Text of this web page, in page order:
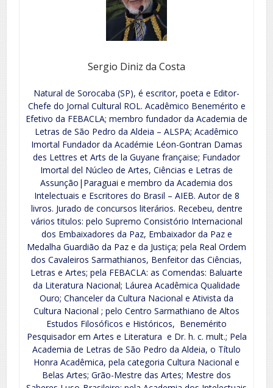
Sergio Diniz da Costa
Natural de Sorocaba (SP), é escritor, poeta e Editor-
Chefe do Jornal Cultural ROL. Acadêmico Benemérito e
Efetivo da FEBACLA; membro fundador da Academia de
Letras de São Pedro da Aldeia – ALSPA; Acadêmico
Imortal Fundador da Académie Léon-Gontran Damas
des Lettres et Arts de la Guyane française; Fundador
Imortal del Núcleo de Artes, Ciências e Letras de
Assunção|Paraguai e membro da Academia dos
Intelectuais e Escritores do Brasil – AIEB. Autor de 8
livros. Jurado de concursos literários. Recebeu, dentre
vários titulos: pelo Supremo Consistório Internacional
dos Embaixadores da Paz, Embaixador da Paz e
Medalha Guardião da Paz e da Justiça; pela Real Ordem
dos Cavaleiros Sarmathianos, Benfeitor das Ciências,
Letras e Artes; pela FEBACLA: as Comendas: Baluarte
da Literatura Nacional; Láurea Acadêmica Qualidade
Ouro; Chanceler da Cultura Nacional e Ativista da
Cultura Nacional ; pelo Centro Sarmathiano de Altos
Estudos Filosóficos e Históricos, Benemérito
Pesquisador em Artes e Literatura e Dr. h. c. mult.; Pela
Academia de Letras de São Pedro da Aldeia, o Título
Honra Acadêmica, pela categoria Cultura Nacional e
Belas Artes; Grão-Mestre das Artes; Mestre dos